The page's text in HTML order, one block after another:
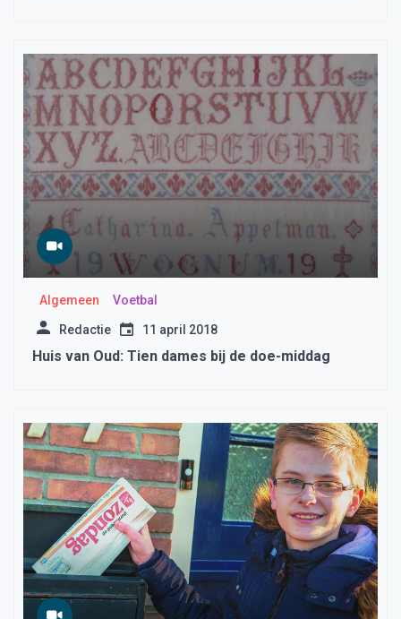
Algemeen Voetbal
Redactie 11 april 2018
Huis van Oud: Tien dames bij de doe-middag